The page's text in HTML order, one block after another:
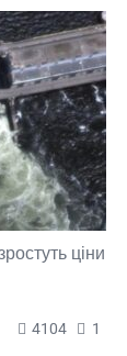
ціни
4104 1